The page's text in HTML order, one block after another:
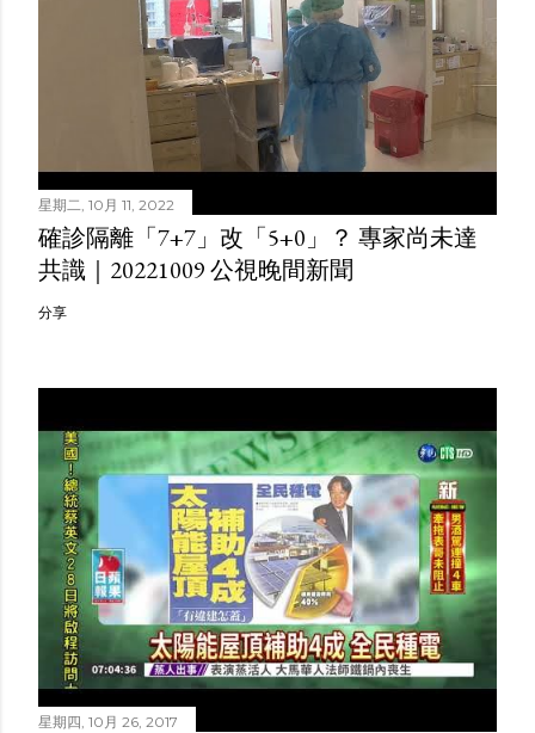
星期二, 10月 11, 2022
確診隔離「7+7」改「5+0」？ 專家尚未達
共識｜20221009 公視晚間新聞
分享
星期四, 10月 26, 2017